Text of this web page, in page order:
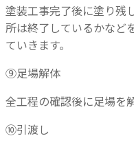
塗装工事完了後に塗り残
所は終了しているかなど
ていきます。
⑨足場解体
全工程の確認後に足場を
⑩引渡し